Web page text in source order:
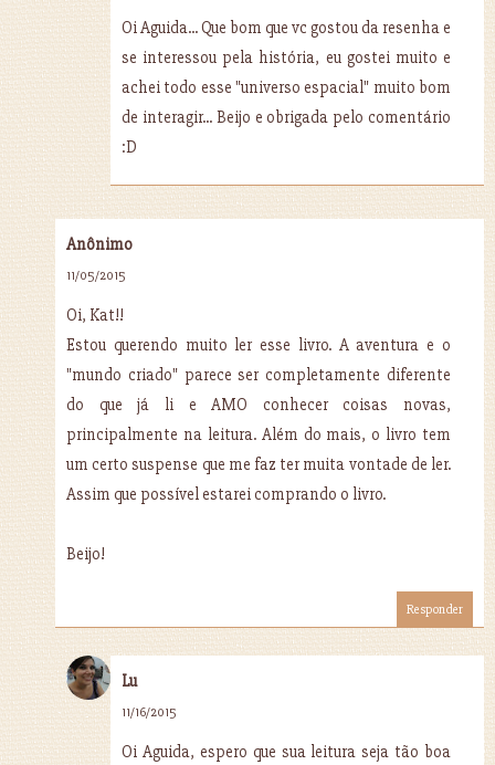
Oi Aguida... Que bom que vc gostou da resenha e
se interessou pela história, eu gostei muito e
achei todo esse "universo espacial" muito bom
de interagir... Beijo e obrigada pelo comentário
:D
Anônimo
11/05/2015
Oi, Kat!!
Estou querendo muito ler esse livro. A aventura e o
"mundo criado" parece ser completamente diferente
do que já li e AMO conhecer coisas novas,
principalmente na leitura. Além do mais, o livro tem
um certo suspense que me faz ter muita vontade de ler.
Assim que possível estarei comprando o livro.
Beijo!
Responder
Lu
11/16/2015
Oi Aguida, espero que sua leitura seja tão boa